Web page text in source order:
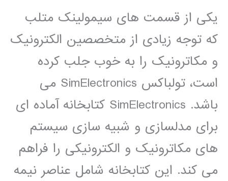
یکی از قسمت های سیمولینک متلب
که توجه زیادی از متخصصین الکترونیک
و مکاترونیک را به خوب جلب کرده
است، تولباکس SimElectronics می
باشد. SimElectronics کتابخانه آماده ای
برای مدلسازی و شبیه سازی سیستم
های مکاترونیک و الکترونیکی را فراهم
می کند. این کتابخانه شامل عناصر نیمه